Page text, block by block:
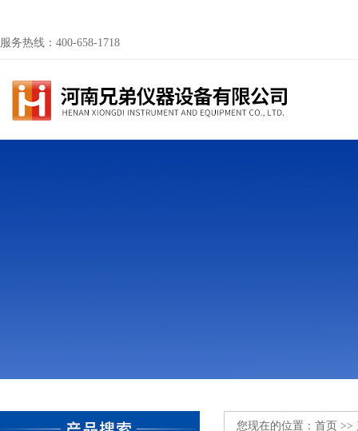
服务热线：400-658-1718
您现在的位置： 首页 >>